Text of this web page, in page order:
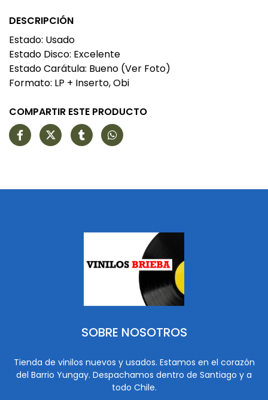
DESCRIPCIÓN
Estado: Usado
Estado Disco: Excelente
Estado Carátula: Bueno (Ver Foto)
Formato: LP + Inserto, Obi
COMPARTIR ESTE PRODUCTO
SOBRE NOSOTROS
Tienda de vinilos nuevos y usados. Estamos en el corazón
del Barrio Yungay. Despachamos dentro de Santiago y a
todo Chile.